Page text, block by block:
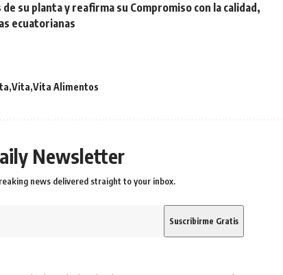
su planta y reafirma su Compromiso con la calidad,
ecuatorianas
Vita Vita Alimentos
Newsletter
news delivered straight to your inbox.